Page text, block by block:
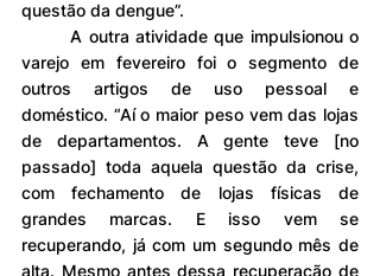
questão da dengue”.
	A outra atividade que impulsionou o
varejo em fevereiro foi o segmento de
outros artigos de uso pessoal e
doméstico. “Aí o maior peso vem das lojas
de departamentos. A gente teve [no
passado] toda aquela questão da crise,
com fechamento de lojas físicas de
grandes marcas. E isso vem se
recuperando, já com um segundo mês de
alta. Mesmo antes dessa recuperação de